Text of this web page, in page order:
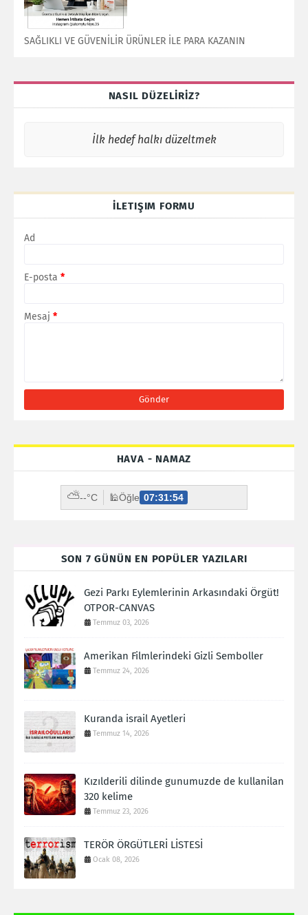
SAĞLIKLI VE GÜVENİLİR ÜRÜNLER İLE PARA KAZANIN
NASIL DÜZELİRİZ?
İlk hedef halkı düzeltmek
İLETIŞIM FORMU
Ad
E-posta *
Mesaj *
HAVA - NAMAZ
⛅--°C 🕌Öğle 07:31:53
SON 7 GÜNÜN EN POPÜLER YAZILARI
Gezi Parkı Eylemlerinin Arkasındaki Örgüt!
OTPOR-CANVAS
Temmuz 03, 2026
Amerikan Filmlerindeki Gizli Semboller
Temmuz 24, 2026
Kuranda israil Ayetleri
Temmuz 14, 2026
Kızılderili dilinde gunumuzde de kullanilan
320 kelime
Temmuz 23, 2026
TERÖR ÖRGÜTLERİ LİSTESİ
Ocak 08, 2026